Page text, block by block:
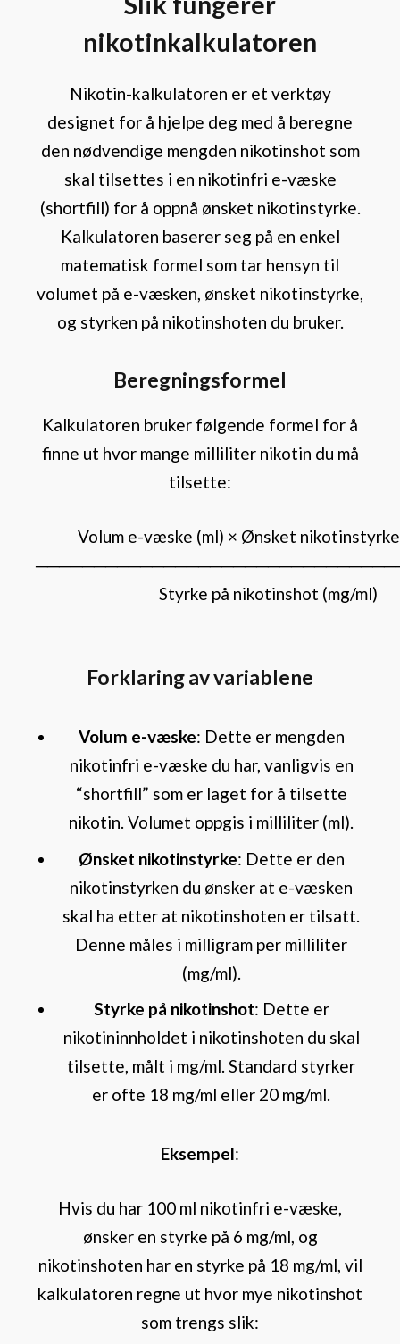
nikotinkalkulatoren
Nikotin-kalkulatoren er et verktøy
designet for å hjelpe deg med å beregne
den nødvendige mengden nikotinshot som
skal tilsettes i en nikotinfri e-væske
(shortfill) for å oppnå ønsket nikotinstyrke.
Kalkulatoren baserer seg på en enkel
matematisk formel som tar hensyn til
volumet på e-væsken, ønsket nikotinstyrke,
og styrken på nikotinshoten du bruker.
Beregningsformel
Kalkulatoren bruker følgende formel for å
finne ut hvor mange milliliter nikotin du må
tilsette:
Volum e-væske (ml) × Ønsket
Styrke på nikotinshot (mg/ml)
Forklaring av variablene
Volum e-væske: Dette er mengden
nikotinfri e-væske du har, vanligvis en
“shortfill” som er laget for å tilsette
nikotin. Volumet oppgis i milliliter (ml).
Ønsket nikotinstyrke: Dette er den
nikotinstyrken du ønsker at e-væsken
skal ha etter at nikotinshoten er tilsatt.
Denne måles i milligram per milliliter
(mg/ml).
Styrke på nikotinshot: Dette er
nikotininnholdet i nikotinshoten du skal
tilsette, målt i mg/ml. Standard styrker
er ofte 18 mg/ml eller 20 mg/ml.
Eksempel:
Hvis du har 100 ml nikotinfri e-væske,
ønsker en styrke på 6 mg/ml, og
nikotinshoten har en styrke på 18 mg/ml, vil
kalkulatoren regne ut hvor mye nikotinshot
som trengs slik: